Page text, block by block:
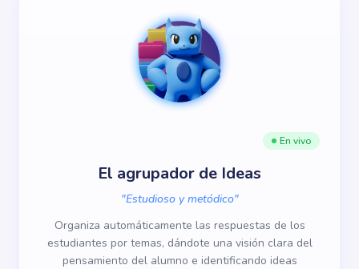
En vivo
El agrupador de Ideas
"Estudioso y metódico"
Organiza automáticamente las respuestas de los
estudiantes por temas, dándote una visión clara del
pensamiento del alumno e identificando ideas